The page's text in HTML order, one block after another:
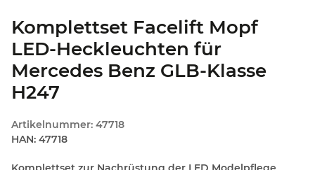
Komplettset Facelift Mopf
LED-Heckleuchten für
Mercedes Benz GLB-Klasse
H247
Artikelnummer: 47718
HAN: 47718